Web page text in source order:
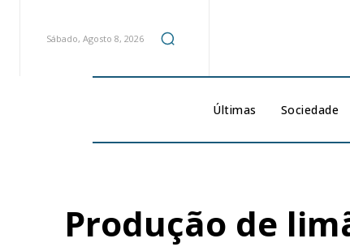
Sábado, Agosto 8, 2026
Últimas Sociedade
Produção de